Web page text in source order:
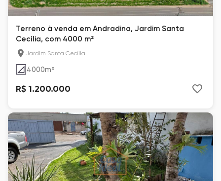
Terreno à venda em Andradina, Jardim Santa
Cecília, com 4000 m²
Jardim Santa Cecília
4000m²
R$ 1.200.000